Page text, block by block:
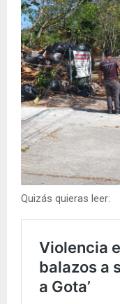
Quizás quieras leer: